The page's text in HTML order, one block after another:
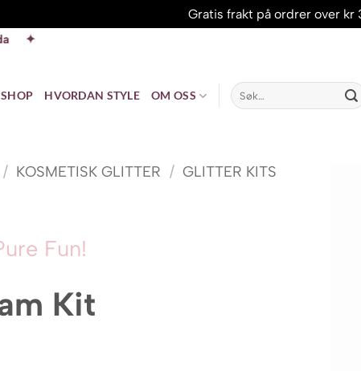
Gratis frakt på ordrer over kr
SHOP HVORDAN STYLE OM OSS
Søk
etter:
/ KOSMETISK GLITTER / GLITTER KITS
Fun!
Kit